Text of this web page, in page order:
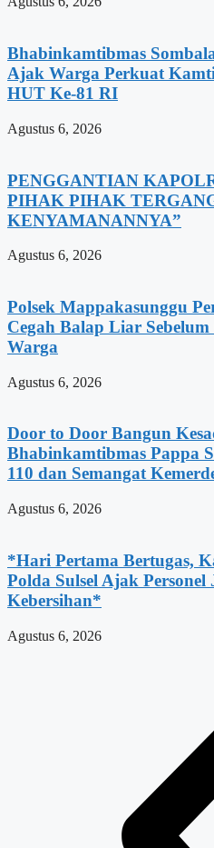
Bhabinkamtibmas
Ajak Warga Perkuat
HUT Ke-81 RI
Agustus 6, 2026
PENGGANTIAN
PIHAK PIHAK
KENYAMANANNYA”
Agustus 6, 2026
Polsek Mappakasunggu
Cegah Balap Liar
Warga
Agustus 6, 2026
Door to Door Bangun
Bhabinkamtibmas Pappa
110 dan Semangat
Agustus 6, 2026
*Hari Pertama Bertugas,
Polda Sulsel Ajak
Kebersihan*
Agustus 6, 2026